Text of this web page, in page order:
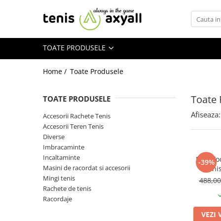
Rachete tenis
Rachete Juniori
TOATE PRODUSELE
Home / Toate Produsele
Toate
TOATE PRODUSELE
Accesorii Rachete Tenis
Accesorii Teren Tenis
Diverse
Imbracaminte
Incaltaminte
Masini de racordat si accesorii
Mingi tenis
Rachete de tenis
Racordaje
Afiseaza:
-39%
MSV
VEZI